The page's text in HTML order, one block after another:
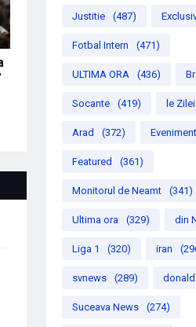
Justitie (487)
Fotbal Intern (471)
ULTIMA ORA (436)
Socante (419) le Zilei
Arad (372) Eveniment
Featured (361)
Monitorul de Neamt (341)
Ultima ora (329) din
Liga 1 (320) iran
svnews (289)
Suceava News (274)